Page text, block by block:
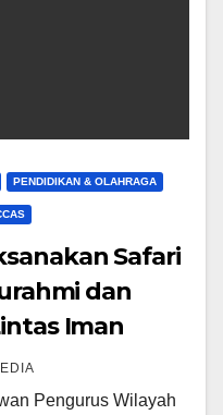
PENDIDIKAN & OLAHRAGA
Safari
dan
Iman
Pengurus Wilayah